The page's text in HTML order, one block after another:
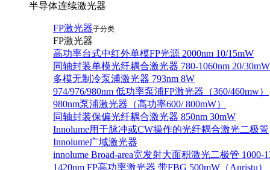
半导体连续激光器
FP激光器子分类
FP激光器
高功率台式中红外单模FP光源 2000nm 10/15mW
同轴封装单模光纤耦合激光器 780-1060nm 20/30mW
多模无制冷泵浦激光器 793nm 8W
974/976/980nm 低功率泵浦FP激光器（360/460mw）
980nm泵浦激光器（高功率600/ 800mW）
同轴封装保偏光纤耦合激光器 850nm 30mW
Innolume用于脉冲或CW操作的光纤耦合激光二极管
Innolume广域激光器
innolume Broad-area宽发射大面积激光二极管 1000-
1420nm FP高功率激光器 带FBG 500mW（Anristu）